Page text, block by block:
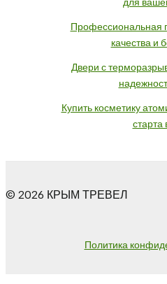
Профессиональная
качества и
Двери с
Купить косметику
старта
© 2026 КРЫМ ТРЕВЕЛ
Политика